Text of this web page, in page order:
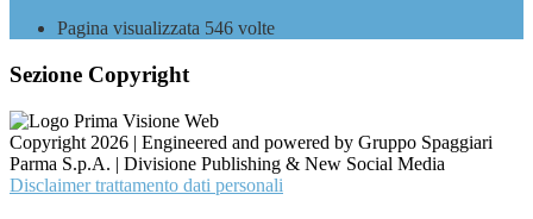
Pagina visualizzata 546 volte
Sezione Copyright
Copyright 2026 | Engineered and powered by Gruppo Spaggiari
Parma S.p.A. | Divisione Publishing & New Social Media
Disclaimer trattamento dati personali